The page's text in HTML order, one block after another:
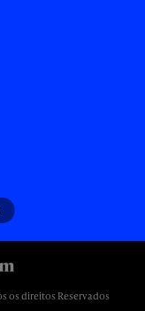
os direitos Reservados